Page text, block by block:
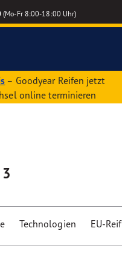
(Mo-Fr 8:00-18:00 Uhr)
– Goodyear Reifen jetzt
online terminieren
Technologien EU-